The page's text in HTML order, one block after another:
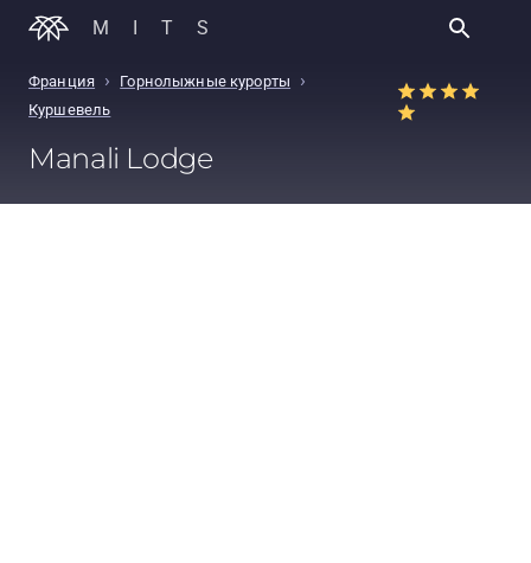
MITS
Франция › Горнолыжные курорты ›
Куршевель
Manali Lodge